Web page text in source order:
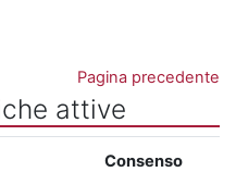
Pagina precedente
attive
Consenso